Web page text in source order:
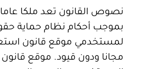
نصوص القانون تعد ملكا
بموجب أحكام نظام حماية
لمستخدمي موقع قانون
مجانا ودون قيود. موقع